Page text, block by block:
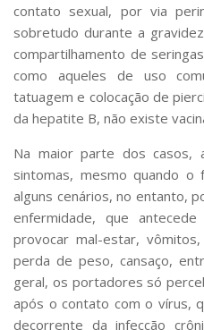
contato sexual, por via
sobretudo durante a
compartilhamento de
como aqueles de uso
tatuagem e colocação de
da hepatite B, não existe
Na maior parte dos casos,
sintomas, mesmo quando o
alguns cenários, no entanto,
enfermidade, que
provocar mal-estar,
perda de peso, cansaço,
geral, os portadores só
após o contato com o vírus,
decorrente da infecção